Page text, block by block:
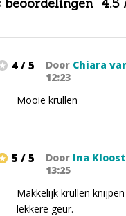
Door Chiara
12:23
4 / 5
Mooie krullen
Door Ina
13:25
5 / 5
Makkelijk krullen
lekkere geur.